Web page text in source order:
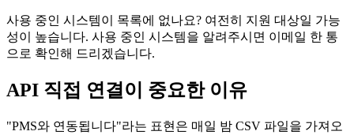
사용 중인 시스템이 목록에 없나요? 여전히 지원 대상일 가능
성이 높습니다. 사용 중인 시스템을 알려주시면 이메일 한 통
으로 확인해 드리겠습니다.
API 직접 연결이 중요한 이유
"PMS와 연동됩니다"라는 표현은 매일 밤 CSV 파일을 가져오